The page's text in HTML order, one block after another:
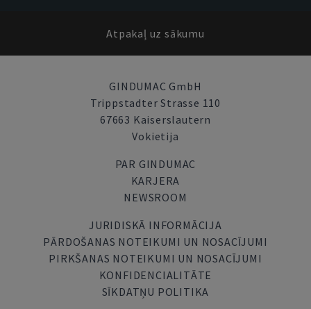
Atpakaļ uz sākumu
GINDUMAC GmbH
Trippstadter Strasse 110
67663 Kaiserslautern
Vokietija
PAR GINDUMAC
KARJERA
NEWSROOM
JURIDISKĀ INFORMĀCIJA
PĀRDOŠANAS NOTEIKUMI UN NOSACĪJUMI
PIRKŠANAS NOTEIKUMI UN NOSACĪJUMI
KONFIDENCIALITĀTE
SĪKDATŅU POLITIKA